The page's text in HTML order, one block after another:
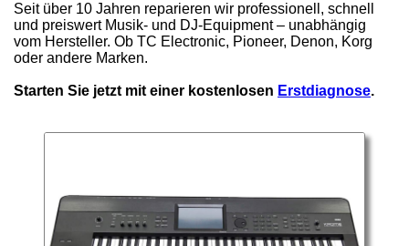
Seit über 10 Jahren reparieren wir professionell, schnell
und preiswert Musik- und DJ-Equipment – unabhängig
vom Hersteller. Ob TC Electronic, Pioneer, Denon, Korg
oder andere Marken.
Starten Sie jetzt mit einer kostenlosen Erstdiagnose.